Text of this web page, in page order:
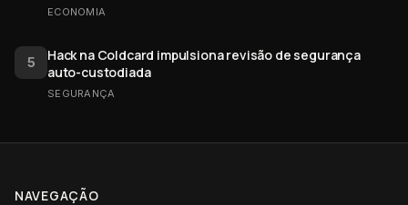
ECONOMIA
5
Hack na Coldcard impulsiona revisão de segurança
auto-custodiada
SEGURANÇA
NAVEGAÇÃO